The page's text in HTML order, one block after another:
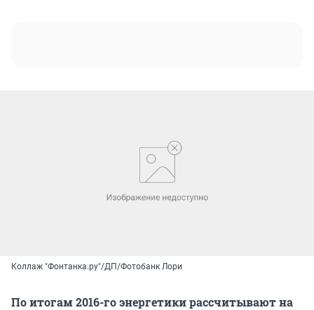
Коллаж "Фонтанка.ру"/ДП/Фотобанк Лори
По итогам 2016-го энергетики рассчитывают на